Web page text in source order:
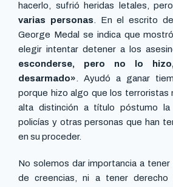
hacerlo, sufrió heridas letales, pero
varias personas . En el escrito
George Medal se indica que
elegir intentar detener a los
esconderse, pero no lo
desarmado» . Ayudó a ganar
porque hizo algo que los terroristas
alta distinción a título póstumo
policías y otras personas que han
en su proceder.
No solemos dar importancia a
de creencias, ni a tener